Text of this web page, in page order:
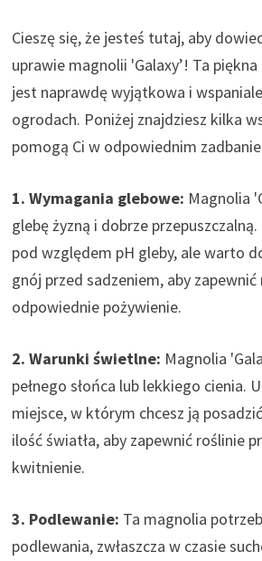
Cieszę się, że jesteś tutaj, aby
uprawie magnolii 'Galaxy’! Ta
jest naprawdę wyjątkowa i
ogrodach. Poniżej znajdziesz kilka
pomogą Ci w odpowiednim
1. Wymagania glebowe: Magnolia
glebę żyzną i dobrze
pod względem pH gleby, ale warto
gnój przed sadzeniem, aby
odpowiednie pożywienie.
2. Warunki świetlne: Magnolia
pełnego słońca lub lekkiego cienia.
miejsce, w którym chcesz ją
ilość światła, aby zapewnić roślinie
kwitnienie.
3. Podlewanie: Ta magnolia
podlewania, zwłaszcza w czasie